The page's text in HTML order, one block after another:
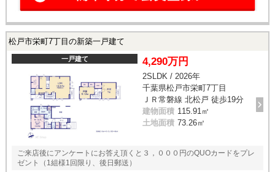
松戸市栄町7丁目の新築一戸建て
一戸建て 4,290万円
2SLDK / 2026年
千葉県松戸市栄町7丁目
ＪＲ常磐線 北松戸 徒歩19分
建物面積 115.91㎡
土地面積 73.26㎡
ご来店後にアンケートにお答え頂くと３，０００円のQUOカードをプレ
ゼント（1組様1回限り、後日郵送）